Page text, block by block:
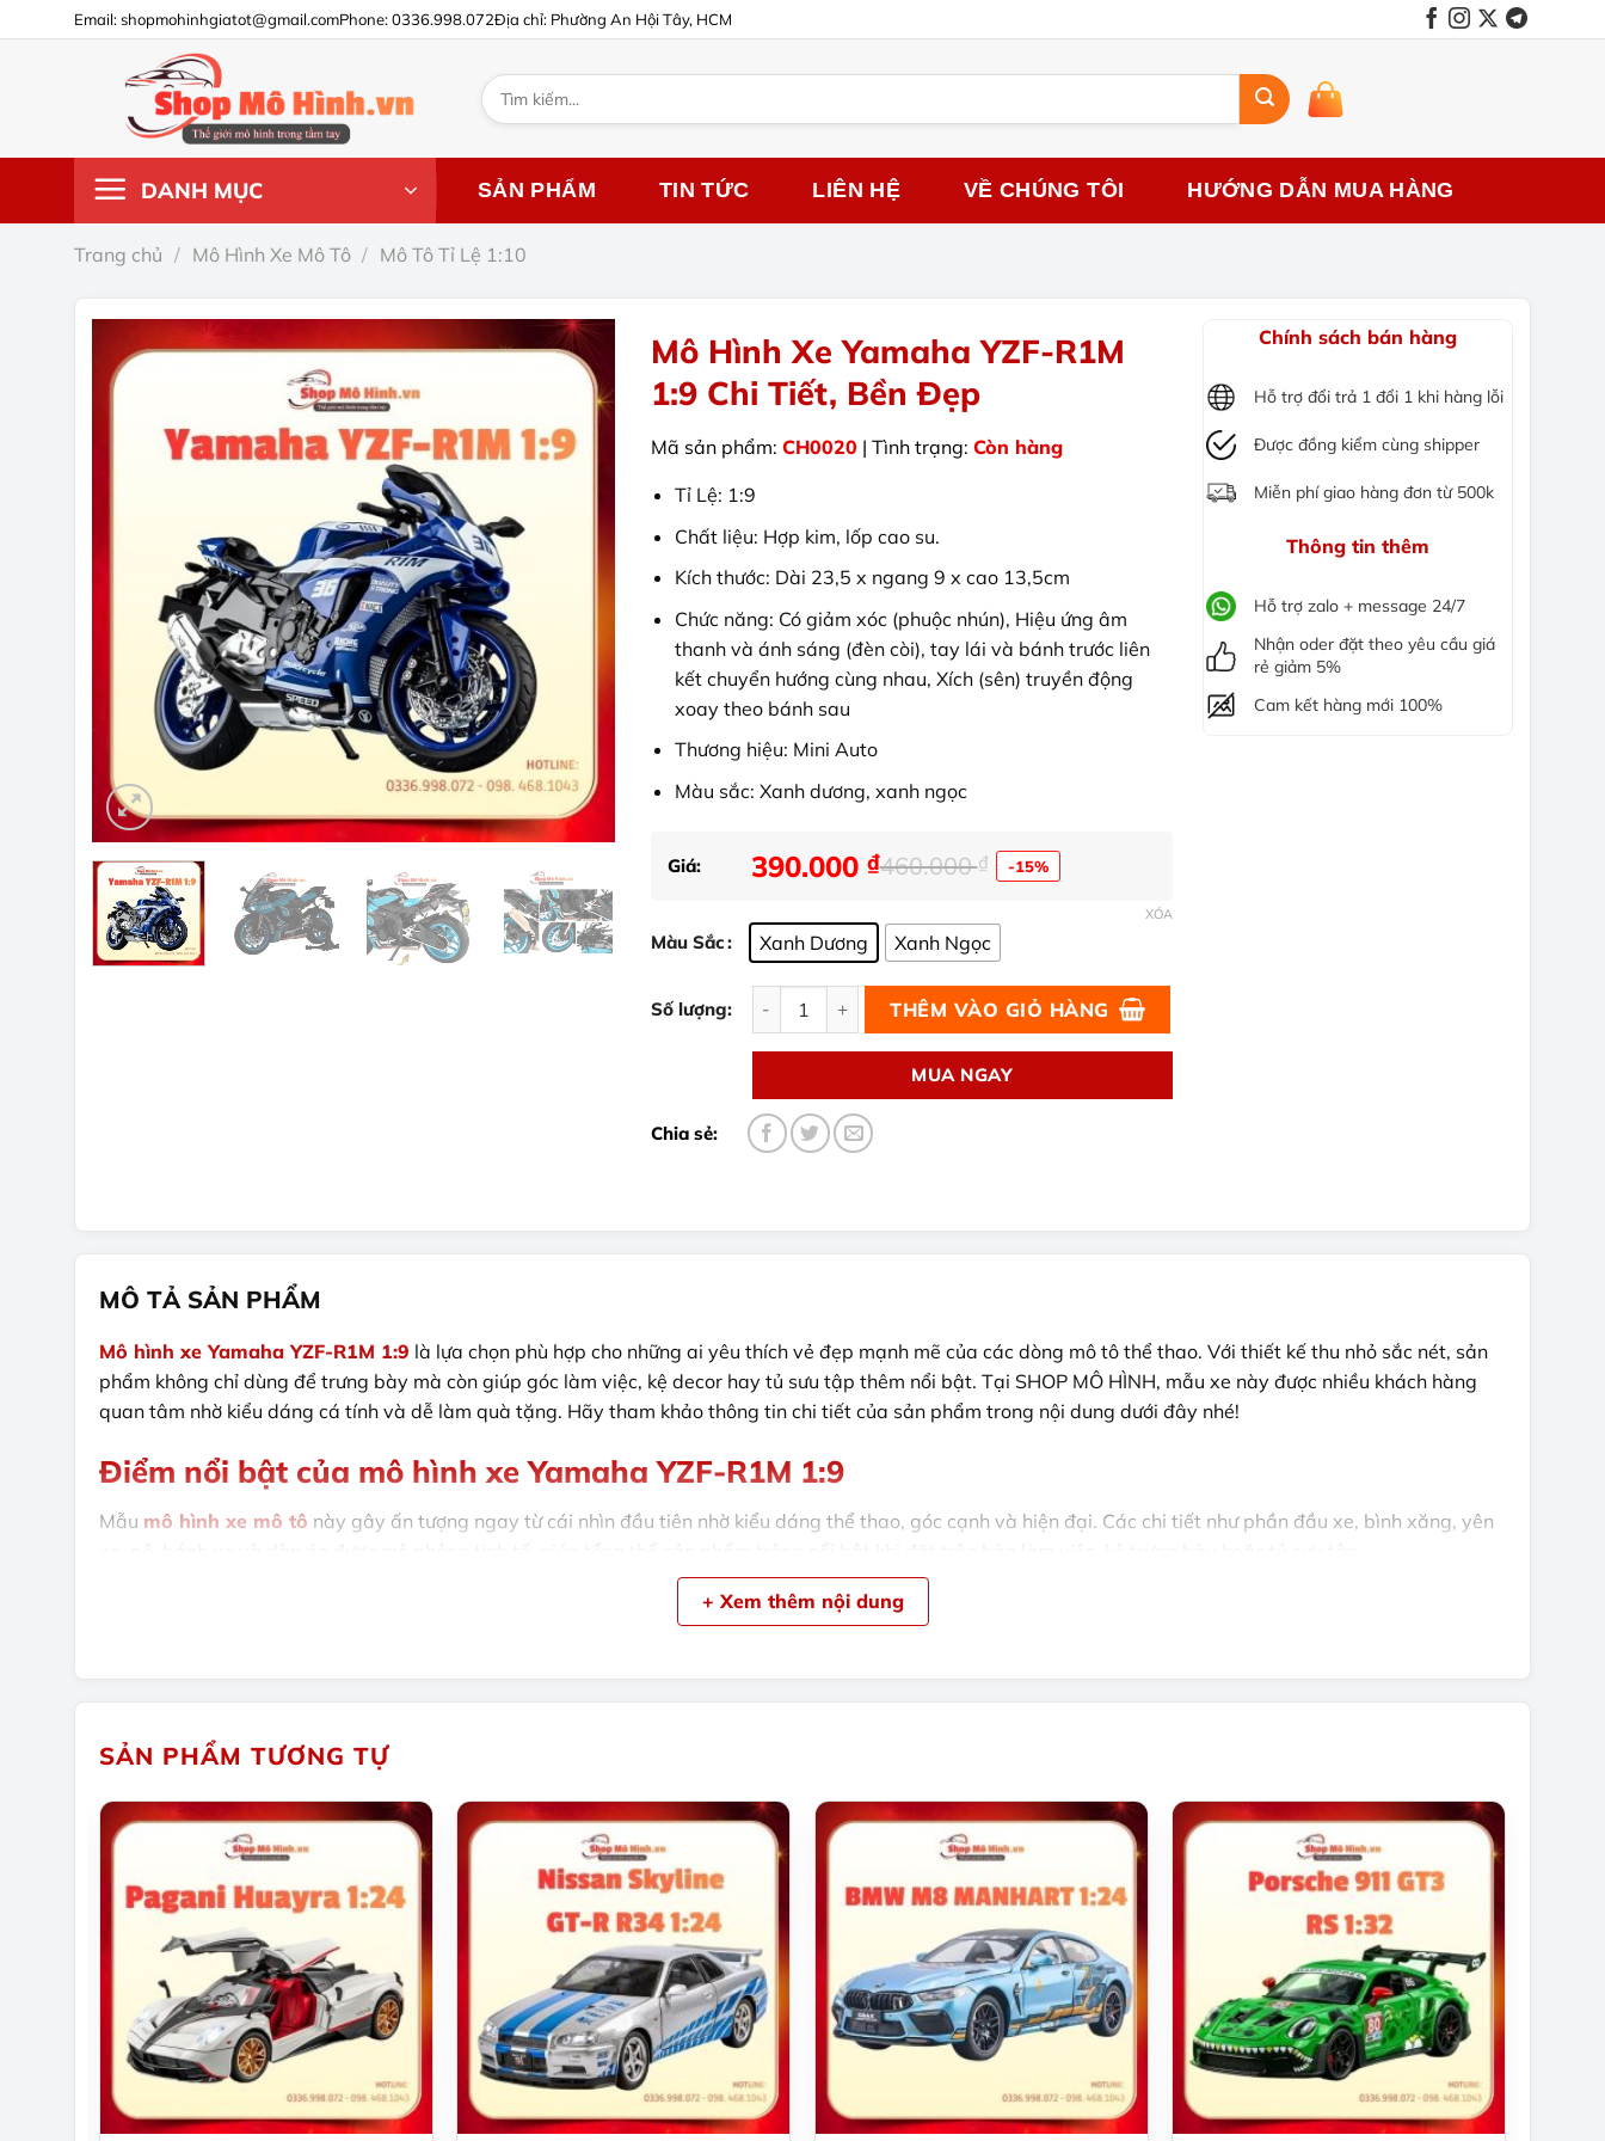
đến
Email: shopmohinhgiatot@gmail.comPhone: 0336.998.072Địa chỉ: Phường An Hội Tây, HCM
Tìm
kiếm:
DANH MỤC SẢN PHẨM TIN TỨC LIÊN HỆ VỀ CHÚNG TÔI HƯỚNG DẪN MUA HÀNG
Trang chủ / Mô Hình Xe Mô Tô / Mô Tô Tỉ Lệ 1:10
Chính sách bán hàng
Hỗ trợ đổi trả 1 đổi 1 khi hàng lỗi
Được đồng kiểm cùng shipper
Miễn phí giao hàng đơn từ 500k
Thông tin thêm
Hỗ trợ zalo + message 24/7
Nhận oder đặt theo yêu cầu giá
rẻ giảm 5%
Cam kết hàng mới 100%
Mô Hình Xe Yamaha YZF-R1M
1:9 Chi Tiết, Bền Đẹp
Mã sản phẩm: CH0020 | Tình trạng: Còn hàng
Tỉ Lệ: 1:9
Chất liệu: Hợp kim, lốp cao su.
Kích thước: Dài 23,5 x ngang 9 x cao 13,5cm
Chức năng: Có giảm xóc (phuộc nhún), Hiệu ứng âm
thanh và ánh sáng (đèn còi), tay lái và bánh trước liên
kết chuyển hướng cùng nhau, Xích (sên) truyền động
xoay theo bánh sau
Thương hiệu: Mini Auto
Màu sắc: Xanh dương, xanh ngọc
Giá: 460.000₫
Giá
là:
460.000 ₫.
390.000 ₫
Giá
tại
390.000 ₫.
-15%
Màu Sắc Xanh Dương Xanh Ngọc
XÓA
Số lượng:
Mô Hình Xe Yamaha YZF-R1M 1:9 Chi Tiết, Bền Đẹp số lượng
THÊM VÀO GIỎ HÀNG
MUA NGAY
MÔ TẢ SẢN PHẨM
Mô hình xe Yamaha YZF-R1M 1:9 là lựa chọn phù hợp cho những ai yêu thích vẻ đẹp mạnh mẽ của các dòng mô tô thể thao. Với thiết kế thu nhỏ sắc nét, sản
phẩm không chỉ dùng để trưng bày mà còn giúp góc làm việc, kệ decor hay tủ sưu tập thêm nổi bật. Tại SHOP MÔ HÌNH, mẫu xe này được nhiều khách hàng
quan tâm nhờ kiểu dáng cá tính và dễ làm quà tặng. Hãy tham khảo thông tin chi tiết của sản phẩm trong nội dung dưới đây nhé!
Điểm nổi bật của mô hình xe Yamaha YZF-R1M 1:9
Mẫu mô hình xe mô tô này gây ấn tượng ngay từ cái nhìn đầu tiên nhờ kiểu dáng thể thao, góc cạnh và hiện đại. Các chi tiết như phần đầu xe, bình xăng, yên
Với kích thước vừa phải, mô hình xe Yamaha YZF-R1M 1:9 không chiếm quá nhiều diện tích nhưng vẫn đủ nổi bật để tạo điểm nhấn cho không gian. Đây là
+ Xem thêm nội dung
SẢN PHẨM TƯƠNG TỰ